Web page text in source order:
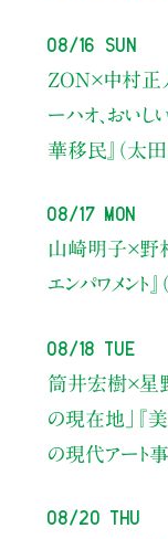
08/16 Sun
ZON×中村正
ーハオ、おいし
華移民』（太
08/17 Mon
山崎明子×野
エンパワメント
08/18 Tue
筒井宏樹×星
の現在地」
『
の現代アート
08/20 Thu